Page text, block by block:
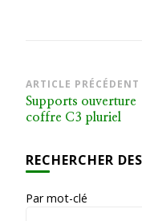
Navigation
d’article
ARTICLE PRÉCÉDENT
Supports ouverture
coffre C3 pluriel
RECHERCHER
Par mot-clé